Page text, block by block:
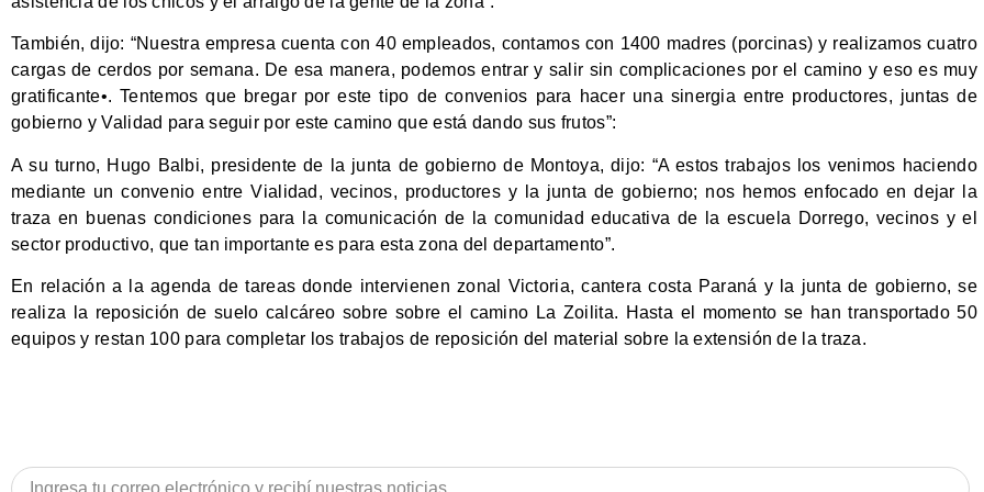
También, dijo: “Nuestra empresa cuenta con 40 empleados, contamos con 1400 madres (porcinas) y realizamos cuatro
cargas de cerdos por semana. De esa manera, podemos entrar y salir sin complicaciones por el camino y eso es muy
gratificante•. Tentemos que bregar por este tipo de convenios para hacer una sinergia entre productores, juntas de
gobierno y Validad para seguir por este camino que está dando sus frutos”:
A su turno, Hugo Balbi, presidente de la junta de gobierno de Montoya, dijo: “A estos trabajos los venimos haciendo
mediante un convenio entre Vialidad, vecinos, productores y la junta de gobierno; nos hemos enfocado en dejar la
traza en buenas condiciones para la comunicación de la comunidad educativa de la escuela Dorrego, vecinos y el
sector productivo, que tan importante es para esta zona del departamento”.
En relación a la agenda de tareas donde intervienen zonal Victoria, cantera costa Paraná y la junta de gobierno, se
realiza la reposición de suelo calcáreo sobre sobre el camino La Zoilita. Hasta el momento se han transportado 50
equipos y restan 100 para completar los trabajos de reposición del material sobre la extensión de la traza.